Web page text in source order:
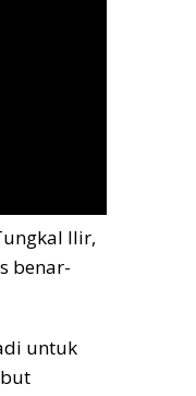
Ilir,
benar-
untuk